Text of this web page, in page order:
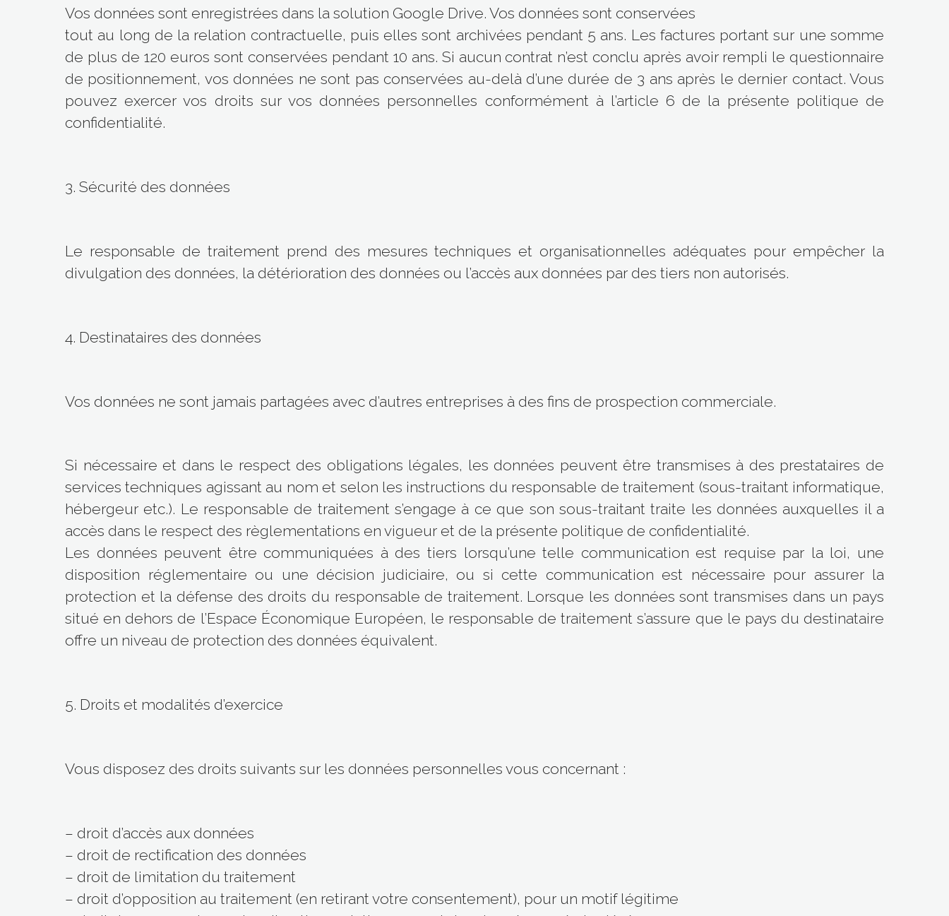
Vos données sont enregistrées dans la solution Google Drive. Vos données sont conservées
tout au long de la relation contractuelle, puis elles sont archivées pendant 5 ans. Les factures portant sur une somme
de plus de 120 euros sont conservées pendant 10 ans. Si aucun contrat n’est conclu après avoir rempli le questionnaire
de positionnement, vos données ne sont pas conservées au-delà d’une durée de 3 ans après le dernier contact. Vous
pouvez exercer vos droits sur vos données personnelles conformément à l’article 6 de la présente politique de
confidentialité.
3. Sécurité des données
Le responsable de traitement prend des mesures techniques et organisationnelles adéquates pour empêcher la
divulgation des données, la détérioration des données ou l’accès aux données par des tiers non autorisés.
4. Destinataires des données
Vos données ne sont jamais partagées avec d’autres entreprises à des fins de prospection commerciale.
Si nécessaire et dans le respect des obligations légales, les données peuvent être transmises à des prestataires de
services techniques agissant au nom et selon les instructions du responsable de traitement (sous-traitant informatique,
hébergeur etc.). Le responsable de traitement s’engage à ce que son sous-traitant traite les données auxquelles il a
accès dans le respect des règlementations en vigueur et de la présente politique de confidentialité.
Les données peuvent être communiquées à des tiers lorsqu’une telle communication est requise par la loi, une
disposition réglementaire ou une décision judiciaire, ou si cette communication est nécessaire pour assurer la
protection et la défense des droits du responsable de traitement. Lorsque les données sont transmises dans un pays
situé en dehors de l’Espace Économique Européen, le responsable de traitement s’assure que le pays du destinataire
offre un niveau de protection des données équivalent.
5. Droits et modalités d’exercice
Vous disposez des droits suivants sur les données personnelles vous concernant :
– droit d’accès aux données
– droit de rectification des données
– droit de limitation du traitement
– droit d’opposition au traitement (en retirant votre consentement), pour un motif légitime